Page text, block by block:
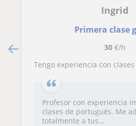
Ingrid
Primera clase
30€/h
Tengo experiencia con clases de
Profesor con experiencia
clases de portugués. Me
totalmente a tus...